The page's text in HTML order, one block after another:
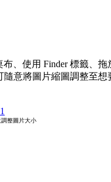
、使用 Finder 標籤、
意將圖片縮圖調整至
整圖片大小